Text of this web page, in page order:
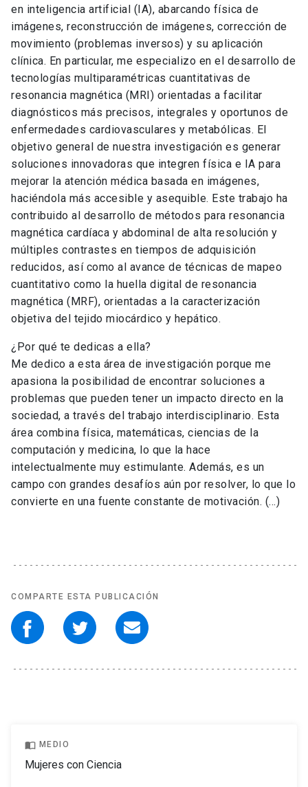
en inteligencia artificial (IA), abarcando física de
imágenes, reconstrucción de imágenes, corrección de
movimiento (problemas inversos) y su aplicación
clínica. En particular, me especializo en el desarrollo de
tecnologías multiparamétricas cuantitativas de
resonancia magnética (MRI) orientadas a facilitar
diagnósticos más precisos, integrales y oportunos de
enfermedades cardiovasculares y metabólicas. El
objetivo general de nuestra investigación es generar
soluciones innovadoras que integren física e IA para
mejorar la atención médica basada en imágenes,
haciéndola más accesible y asequible. Este trabajo ha
contribuido al desarrollo de métodos para resonancia
magnética cardíaca y abdominal de alta resolución y
múltiples contrastes en tiempos de adquisición
reducidos, así como al avance de técnicas de mapeo
cuantitativo como la huella digital de resonancia
magnética (MRF), orientadas a la caracterización
objetiva del tejido miocárdico y hepático.
¿Por qué te dedicas a ella?
Me dedico a esta área de investigación porque me
apasiona la posibilidad de encontrar soluciones a
problemas que pueden tener un impacto directo en la
sociedad, a través del trabajo interdisciplinario. Esta
área combina física, matemáticas, ciencias de la
computación y medicina, lo que la hace
intelectualmente muy estimulante. Además, es un
campo con grandes desafíos aún por resolver, lo que lo
convierte en una fuente constante de motivación. (...)
COMPARTE ESTA PUBLICACIÓN
import_contacts MEDIO
Mujeres con Ciencia